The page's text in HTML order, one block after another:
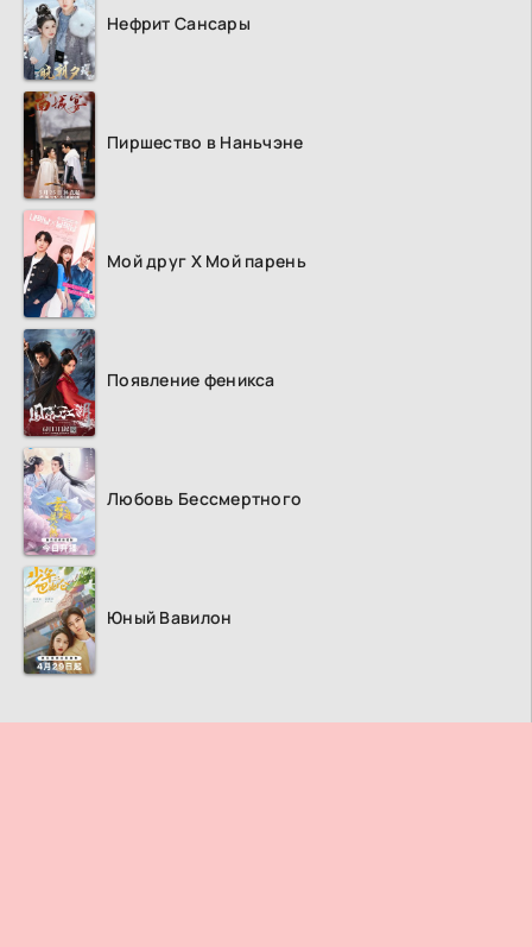
Нефрит Сансары
Пиршество в Наньчэне
Мой друг Х Мой парень
Появление феникса
Любовь Бессмертного
Юный Вавилон